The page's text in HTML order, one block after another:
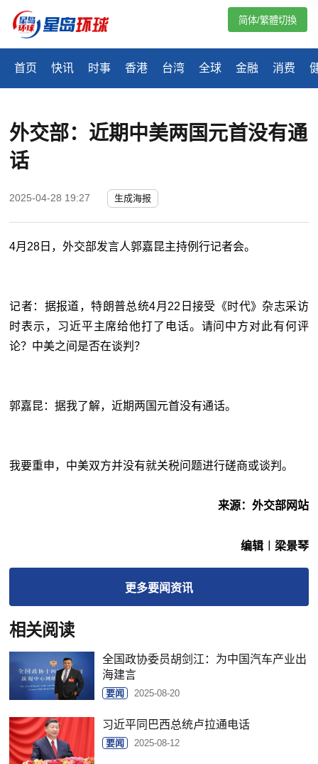
首页 快讯 时事 香港 台湾 全球 金融 消费
简体/繁體切換
外交部：近期中美两国元首没有通
话
2025-04-28 19:27 生成海报
4月28日，外交部发言人郭嘉昆主持例行记者会。
记者：据报道，特朗普总统4月22日接受《时代》杂志采访
时表示，习近平主席给他打了电话。请问中方对此有何评
论？中美之间是否在谈判？
郭嘉昆：据我了解，近期两国元首没有通话。
我要重申，中美双方并没有就关税问题进行磋商或谈判。
来源：外交部网站
编辑︱梁景琴
更多要闻资讯
相关阅读
全国政协委员胡剑江：为中国汽车产业出
海建言
要闻 2025-08-20
习近平同巴西总统卢拉通电话
要闻 2025-08-12